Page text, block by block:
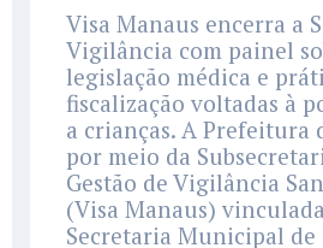
Visa Manaus encerra a
Vigilância com painel
legislação médica e
fiscalização voltadas à
a crianças. A Prefeitura
por meio da
Gestão de Vigilância
(Visa Manaus)
Secretaria Municipal de